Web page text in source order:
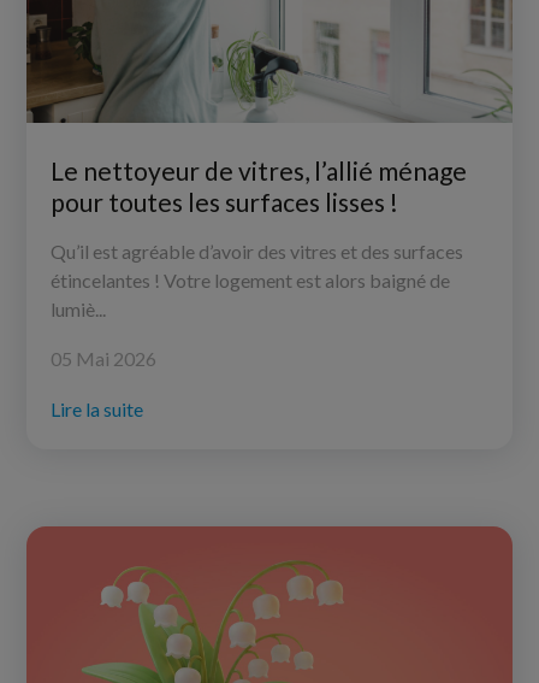
Le nettoyeur de vitres, l’allié ménage
pour toutes les surfaces lisses !
Qu’il est agréable d’avoir des vitres et des surfaces
étincelantes ! Votre logement est alors baigné de
lumiè...
05 Mai 2026
Lire la suite